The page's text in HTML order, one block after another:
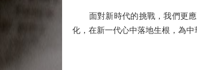
面對新時代的挑戰，我們更應
化，在新一代心中落地生根，為中